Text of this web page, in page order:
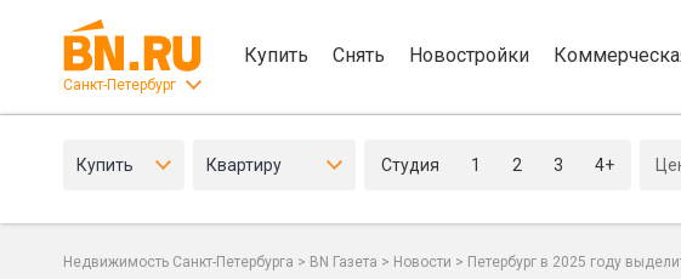
Санкт-Петербург
Купить Снять Новостройки
Купить Квартиру Студия 1 2 3 4+
Недвижимость Санкт-Петербурга > BN Газета > Новости > Петербург в 2025 году